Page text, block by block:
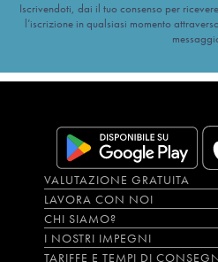
Iscrivendoti, dai il tuo consenso per
l’iscrizione in qualsiasi momento
VALUTAZIONE GRATUITA
LAVORA CON NOI
CHI SIAMO?
I NOSTRI IMPEGNI
TARIFFE E TEMPI DI